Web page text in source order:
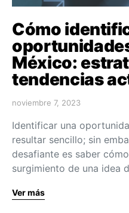
Cómo
México:
tendencias
noviembre 7, 2023
Identificar una
resultar sencillo; sin
desafiante es saber
surgimiento de una idea
Ver más